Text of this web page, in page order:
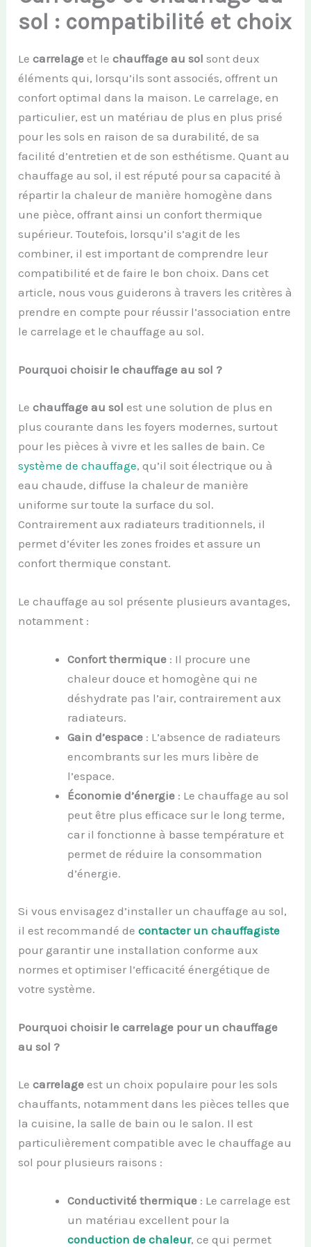
sol : compatibilité et choix
Lecarrelage et lechauffage au sol sont deux
éléments qui, lorsqu’ils sont associés, offrent un
confort optimal dans la maison. Le carrelage, en
particulier, est un matériau de plus en plus prisé
pour les sols en raison de sa durabilité, de sa
facilité d’entretien et de son esthétisme. Quant au
chauffage au sol, il est réputé pour sa capacité à
répartir la chaleur de manière homogène dans
une pièce, offrant ainsi un confort thermique
supérieur. Toutefois, lorsqu’il s’agit de les
combiner, il est important de comprendre leur
compatibilité et de faire le bon choix. Dans cet
article, nous vous guiderons à travers les critères à
prendre en compte pour réussir l’association entre
le carrelage et le chauffage au sol.
Pourquoi choisir le chauffage au sol ?
Lechauffage au sol est une solution de plus en
plus courante dans les foyers modernes, surtout
pour les pièces à vivre et les salles de bain. Ce
système de chauffage, qu’il soit électrique ou à
eau chaude, diffuse la chaleur de manière
uniforme sur toute la surface du sol.
Contrairement aux radiateurs traditionnels, il
permet d’éviter les zones froides et assure un
confort thermique constant.
Le chauffage au sol présente plusieurs avantages,
notamment :
Confort thermique : Il procure une
chaleur douce et homogène qui ne
déshydrate pas l’air, contrairement aux
radiateurs.
Gain d’espace : L’absence de radiateurs
encombrants sur les murs libère de
l’espace.
Économie d’énergie : Le chauffage au sol
peut être plus efficace sur le long terme,
car il fonctionne à basse température et
permet de réduire la consommation
d’énergie.
Si vous envisagez d’installer un chauffage au sol,
il est recommandé decontacter un chauffagiste
pour garantir une installation conforme aux
normes et optimiser l’efficacité énergétique de
votre système.
Pourquoi choisir le carrelage pour un chauffage
au sol ?
Lecarrelage est un choix populaire pour les sols
chauffants, notamment dans les pièces telles que
la cuisine, la salle de bain ou le salon. Il est
particulièrement compatible avec le chauffage au
sol pour plusieurs raisons :
Conductivité thermique : Le carrelage est
un matériau excellent pour la
conduction de chaleur, ce qui permet